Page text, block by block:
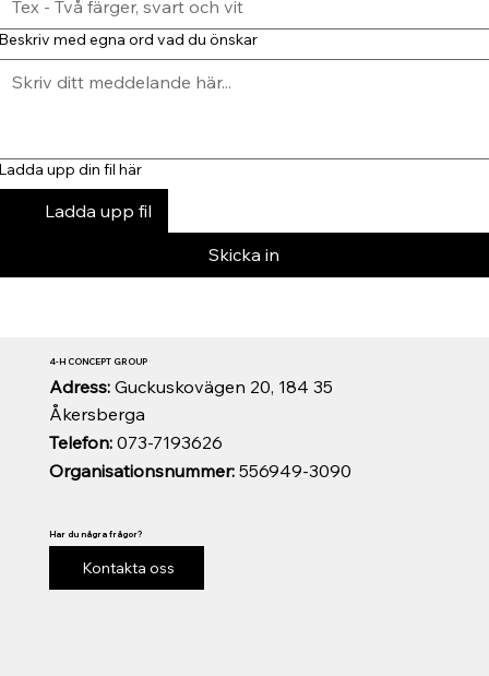
med egna ord vad du önskar
upp din fil här
Ladda upp fil
Skicka in
Organisationsnummer:556949-3090
Telefon:073-7193626
Adress: Guckuskovägen 20, 184 35
Åkersberga
4-H CONCEPT GROUP
Har du några frågor?
Kontakta oss